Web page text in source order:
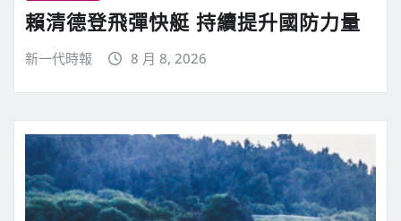
賴清德登飛彈快艇 持續提升國防力量
新一代時報 8 月 8, 2026